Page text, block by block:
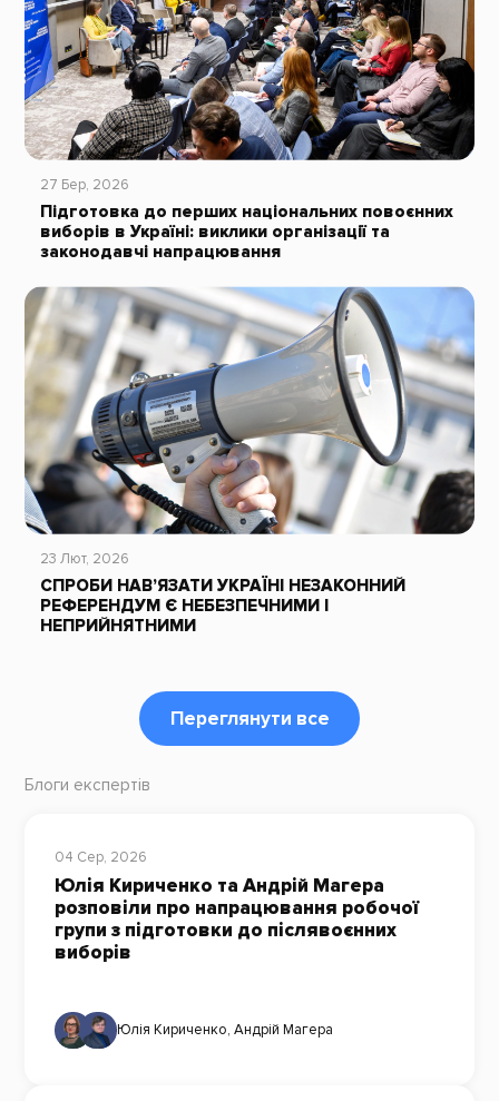
27 Бер, 2026
Підготовка до перших національних повоєнних
виборів в Україні: виклики організації та
законодавчі напрацювання
23 Лют, 2026
СПРОБИ НАВ’ЯЗАТИ УКРАЇНІ НЕЗАКОННИЙ
РЕФЕРЕНДУМ Є НЕБЕЗПЕЧНИМИ І
НЕПРИЙНЯТНИМИ
Переглянути все
Блоги експертів
04 Сер, 2026
Юлія Кириченко та Андрій Магера
розповіли про напрацювання робочої
групи з підготовки до післявоєнних
виборів
Юлія Кириченко, Андрій Магера